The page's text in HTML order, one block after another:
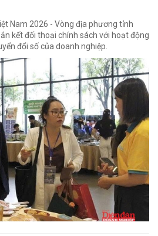
Nam 2026 - Vòng địa phương tỉnh
kết đối thoại chính sách với hoạt động
đổi số của doanh nghiệp.